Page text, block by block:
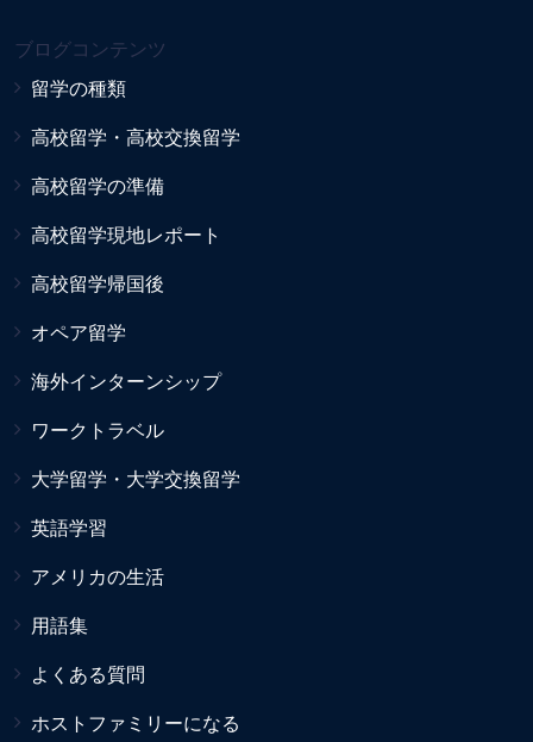
ブログコンテンツ
留学の種類
高校留学・高校交換留学
高校留学の準備
高校留学現地レポート
高校留学帰国後
オペア留学
海外インターンシップ
ワークトラベル
大学留学・大学交換留学
英語学習
アメリカの生活
用語集
よくある質問
ホストファミリーになる